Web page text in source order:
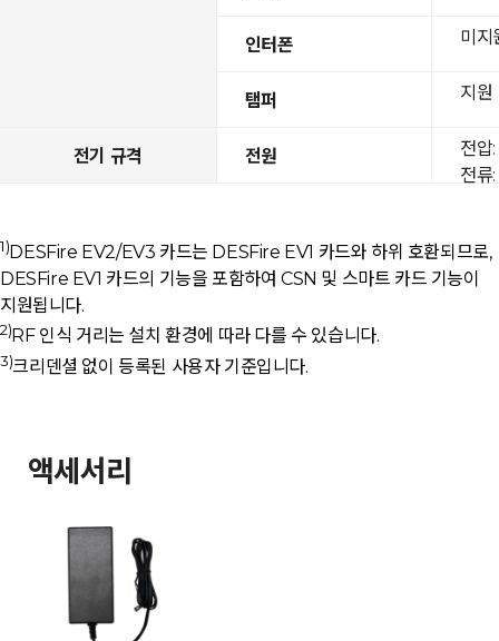
인터폰
탬퍼
전기 규격 전원
미지
지원
전압
전류
1)DESFire EV2/EV3 카드는 DESFire EV1 카드와 하위 호환되므로,
DESFire EV1 카드의 기능을 포함하여 CSN 및 스마트 카드 기능이
지원됩니다.
2)RF 인식 거리는 설치 환경에 따라 다를 수 있습니다.
3)크리덴셜 없이 등록된 사용자 기준입니다.
액세서리